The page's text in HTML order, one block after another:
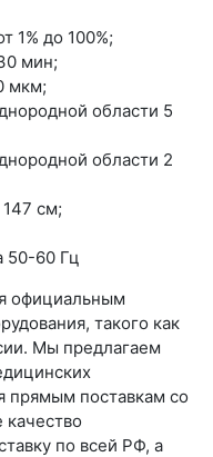
1% до 100%;
мин;
мкм;
области 5
области 2
см;
50-60 Гц
официальным
такого как
Мы предлагаем
прямым поставкам со
по всей РФ, а